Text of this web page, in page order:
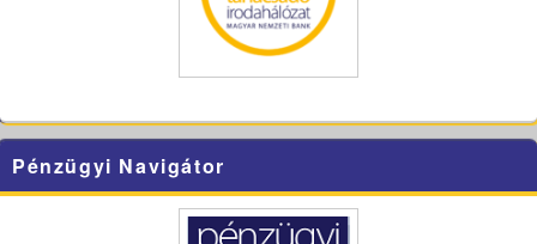
Pénzügyi Navigátor